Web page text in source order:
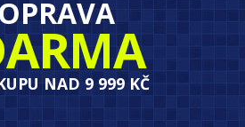
NAD 9 999 KČ